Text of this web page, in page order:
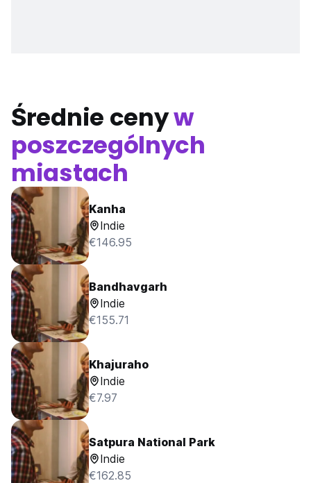
Średnie cenyw
poszczególnych
miastach
Kanha
Indie
€146.95
Bandhavgarh
Indie
€155.71
Khajuraho
Indie
€7.97
Satpura National Park
Indie
€162.85